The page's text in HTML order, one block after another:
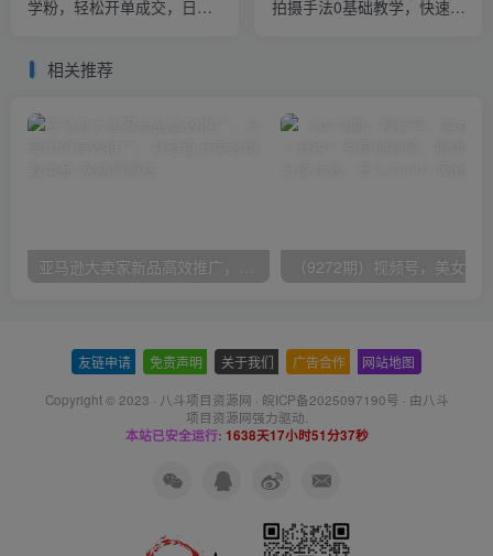
学粉，轻松开单成交，日入
拍摄手法0基础教学，快速入
相关推荐
亚马逊大卖家新品高效推广，分享如何高效推广，打造百万美金爆款单品
友链申请 免责声明 关于我们 广告合作 网站地图
Copyright © 2023 · 八斗项目资源网 · 皖ICP备2025097190号 · 由八斗
项目资源网强力驱动.
本站已安全运行: 1638天17小时51分37秒